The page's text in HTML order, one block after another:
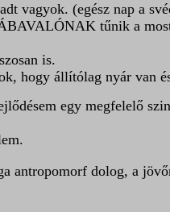
vagyok. (egész nap a
tűnik a
is.
hogy állítólag nyár van
egy megfelelő
antropomorf dolog, a